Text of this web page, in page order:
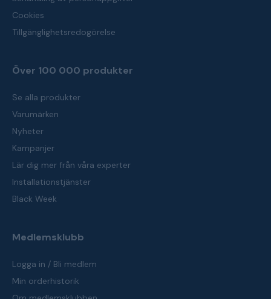
Cookies
Tillgänglighetsredogörelse
Över 100 000 produkter
Se alla produkter
Varumärken
Nyheter
Kampanjer
Lär dig mer från våra experter
Installationstjänster
Black Week
Medlemsklubb
Logga in / Bli medlem
Min orderhistorik